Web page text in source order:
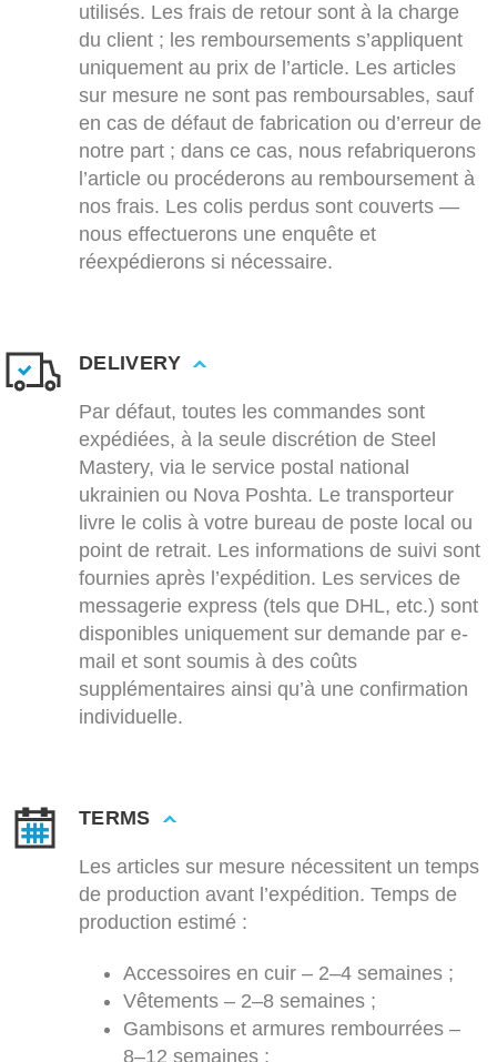
utilisés. Les frais de retour sont à la charge
du client ; les remboursements s’appliquent
uniquement au prix de l’article. Les articles
sur mesure ne sont pas remboursables, sauf
en cas de défaut de fabrication ou d’erreur de
notre part ; dans ce cas, nous refabriquerons
l’article ou procéderons au remboursement à
nos frais. Les colis perdus sont couverts —
nous effectuerons une enquête et
réexpédierons si nécessaire.
DELIVERY
Par défaut, toutes les commandes sont
expédiées, à la seule discrétion de Steel
Mastery, via le service postal national
ukrainien ou Nova Poshta. Le transporteur
livre le colis à votre bureau de poste local ou
point de retrait. Les informations de suivi sont
fournies après l’expédition. Les services de
messagerie express (tels que DHL, etc.) sont
disponibles uniquement sur demande par e-
mail et sont soumis à des coûts
supplémentaires ainsi qu’à une confirmation
individuelle.
TERMS
Les articles sur mesure nécessitent un temps
de production avant l’expédition. Temps de
production estimé :
Accessoires en cuir – 2–4 semaines ;
Vêtements – 2–8 semaines ;
Gambisons et armures rembourrées –
8–12 semaines ;